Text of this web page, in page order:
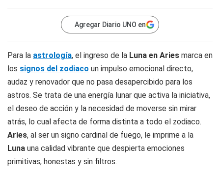
Agregar Diario UNO en
Para la astrología, el ingreso de la Luna en Aries marca en
los signos del zodiaco un impulso emocional directo,
audaz y renovador que no pasa desapercibido para los
astros. Se trata de una energía lunar que activa la iniciativa,
el deseo de acción y la necesidad de moverse sin mirar
atrás, lo cual afecta de forma distinta a todo el zodiaco.
Aries, al ser un signo cardinal de fuego, le imprime a la
Luna una calidad vibrante que despierta emociones
primitivas, honestas y sin filtros.